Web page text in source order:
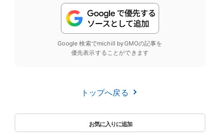
Google 検索でmichill byGMOの記事を
優先表示することができます
トップへ戻る